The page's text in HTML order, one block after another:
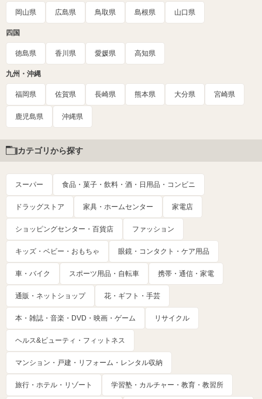
岡山県 広島県 鳥取県 島根県 山口県
四国
徳島県 香川県 愛媛県 高知県
九州・沖縄
福岡県 佐賀県 長崎県 熊本県 大分県 宮崎県
鹿児島県 沖縄県
カテゴリから探す
スーパー 食品・菓子・飲料・酒・日用品・コンビニ
ドラッグストア 家具・ホームセンター 家電店
ショッピングセンター・百貨店 ファッション
キッズ・ベビー・おもちゃ 眼鏡・コンタクト・ケア用品
車・バイク スポーツ用品・自転車 携帯・通信・家電
通販・ネットショップ 花・ギフト・手芸
本・雑誌・音楽・DVD・映画・ゲーム リサイクル
ヘルス&ビューティ・フィットネス
マンション・戸建・リフォーム・レンタル収納
旅行・ホテル・リゾート 学習塾・カルチャー・教育・教習所